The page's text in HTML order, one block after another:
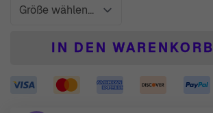
IN DEN WARENKORB